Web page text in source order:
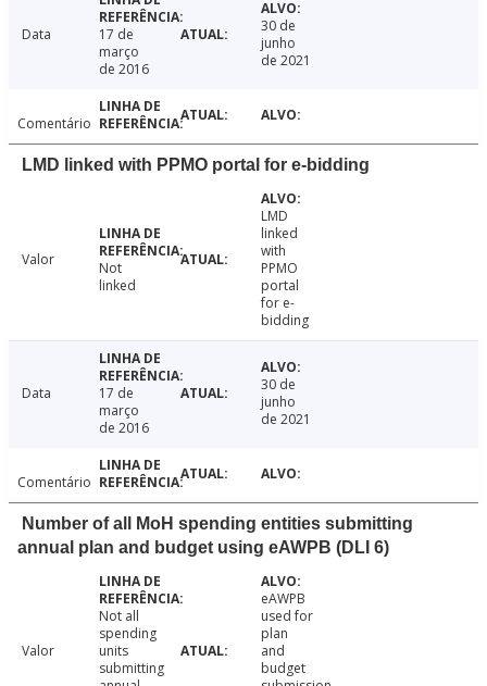
Data
17 de
março
de 2016
30 de
junho
de 2021
Comentário
LMD linked with PPMO portal for e-bidding
Valor
Not
linked
LMD
linked
with
PPMO
portal
for e-
bidding
Data
17 de
março
de 2016
30 de
junho
de 2021
Comentário
Number of all MoH spending entities submitting
annual plan and budget using eAWPB (DLI 6)
Valor
Not all
spending
units
submitting
eAWPB
used for
plan
and
budget